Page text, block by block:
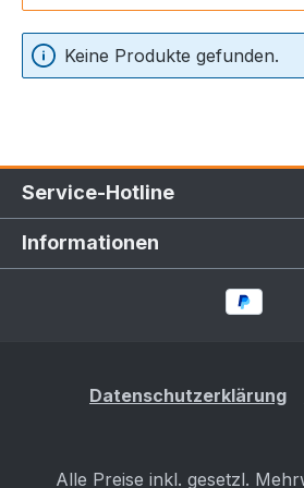
Keine Produkte gefunden.
Service-Hotline
Informationen
Datenschutzerklärung
Alle Preise inkl. gesetzl.